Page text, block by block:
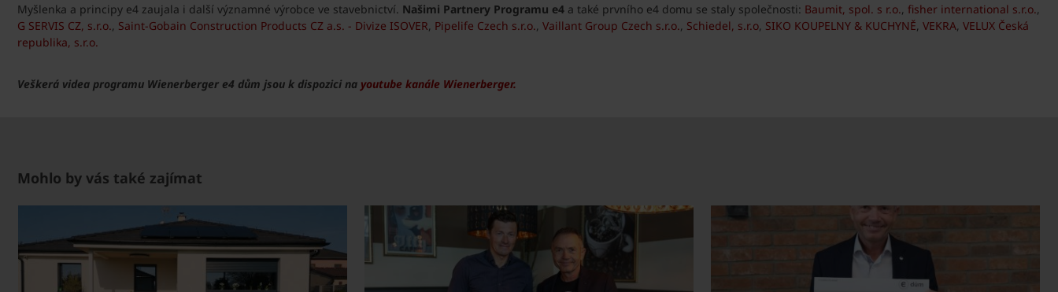
Myšlenka a principy e4 zaujala i další významné výrobce ve stavebnictví. Našimi Partnery Programu e4 a také prvního e4 domu se staly společnosti: Baumit, spol. s r.o., fisher international s.r.o.,
G SERVIS CZ, s.r.o., Saint-Gobain Construction Products CZ a.s. - Divize ISOVER, Pipelife Czech s.r.o., Vaillant Group Czech s.r.o., Schiedel, s.r.o, SIKO KOUPELNY & KUCHYNĚ, VEKRA, VELUX Česká
republika, s.r.o.
Veškerá videa programu Wienerberger e4 dům jsou k dispozici na youtube kanále Wienerberger.
Mohlo by vás také zajímat